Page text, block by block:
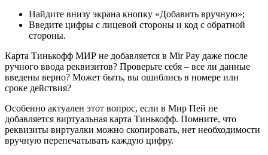
Найдите внизу экрана кнопку «Добавить вручную»;
Введите цифры с лицевой стороны и код с обратной
стороны.
Карта Тинькофф МИР не добавляется в Mir Pay даже после
ручного ввода реквизитов? Проверьте себя – все ли данные
введены верно? Может быть, вы ошиблись в номере или
сроке действия?
Особенно актуален этот вопрос, если в Мир Пей не
добавляется виртуальная карта Тинькофф. Помните, что
реквизиты виртуалки можно скопировать, нет необходимости
вручную перепечатывать каждую цифру.